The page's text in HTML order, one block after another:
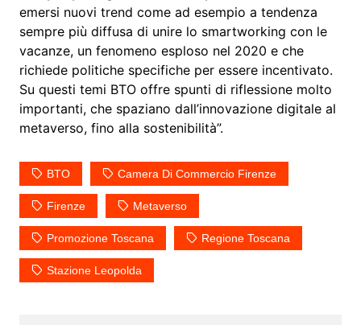
emersi nuovi trend come ad esempio a tendenza
sempre più diffusa di unire lo smartworking con le
vacanze, un fenomeno esploso nel 2020 e che
richiede politiche specifiche per essere incentivato.
Su questi temi BTO offre spunti di riflessione molto
importanti, che spaziano dall’innovazione digitale al
metaverso, fino alla sostenibilità”.
BTO Camera Di Commercio Firenze
Firenze Metaverso
Promozione Toscana Regione Toscana
Stazione Leopolda